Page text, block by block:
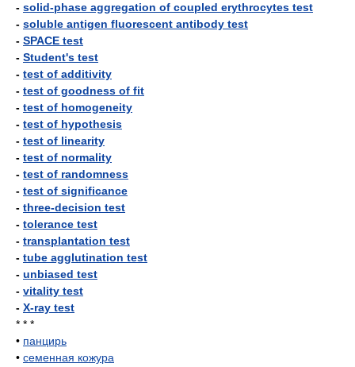
- solid-phase aggregation of coupled erythrocytes test
- soluble antigen fluorescent antibody test
- SPACE test
- Student's test
- test of additivity
- test of goodness of fit
- test of homogeneity
- test of hypothesis
- test of linearity
- test of normality
- test of randomness
- test of significance
- three-decision test
- tolerance test
- transplantation test
- tube agglutination test
- unbiased test
- vitality test
- X-ray test
* * *
• панцирь
• семенная кожура